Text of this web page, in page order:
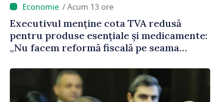
/ Acum 13 ore
Executivul menține cota TVA redusă
pentru produse esențiale și medicamente:
„Nu facem reformă fiscală pe seama